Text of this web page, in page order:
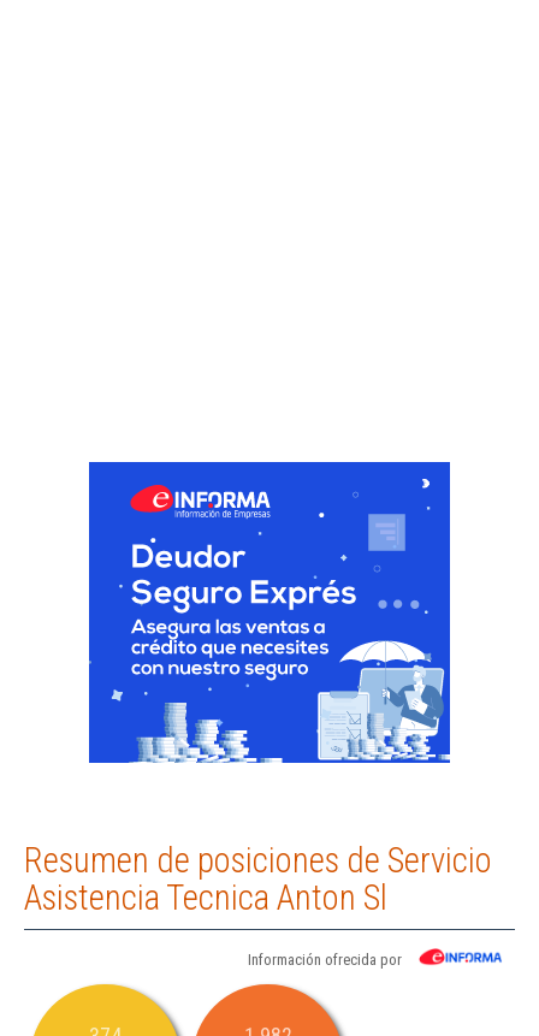
Resumen de posiciones de Servicio
Asistencia Tecnica Anton Sl
Información ofrecida por